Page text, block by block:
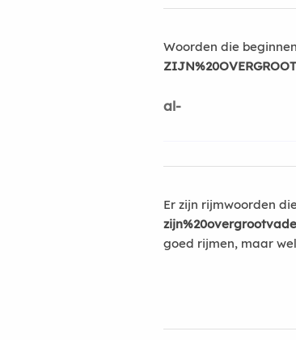
Woorden die
al-
Er zijn rijmwoorden
goed rijmen, maar